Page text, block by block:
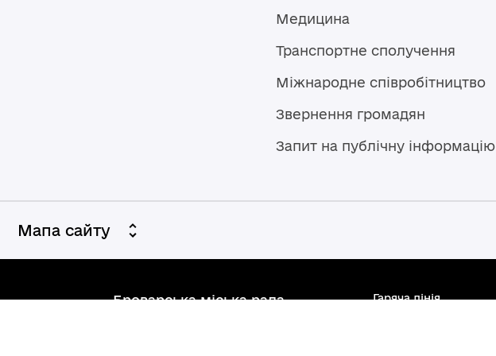
Медицина
Транспортне сполучення
Міжнародне співробітництво
Звернення громадян
Запит на публічну інформацію
Мапа сайту
Броварська міська рада
Гаряча лінія